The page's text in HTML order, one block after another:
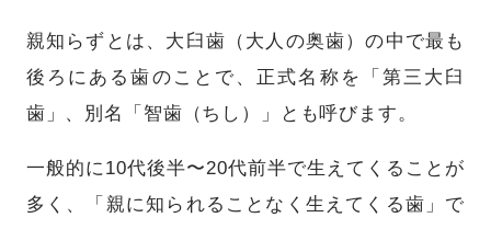
親知らずとは、大臼歯（大人の奥歯）の中で最も
後ろにある歯のことで、正式名称を「第三大臼
歯」、別名「智歯（ちし）」とも呼びます。
一般的に10代後半〜20代前半で生えてくることが
多く、「親に知られることなく生えてくる歯」で